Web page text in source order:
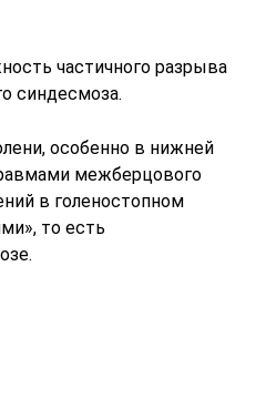
частичного разрыва
синдесмоза.
особенно в нижней
межберцового
в голеностопном
то есть